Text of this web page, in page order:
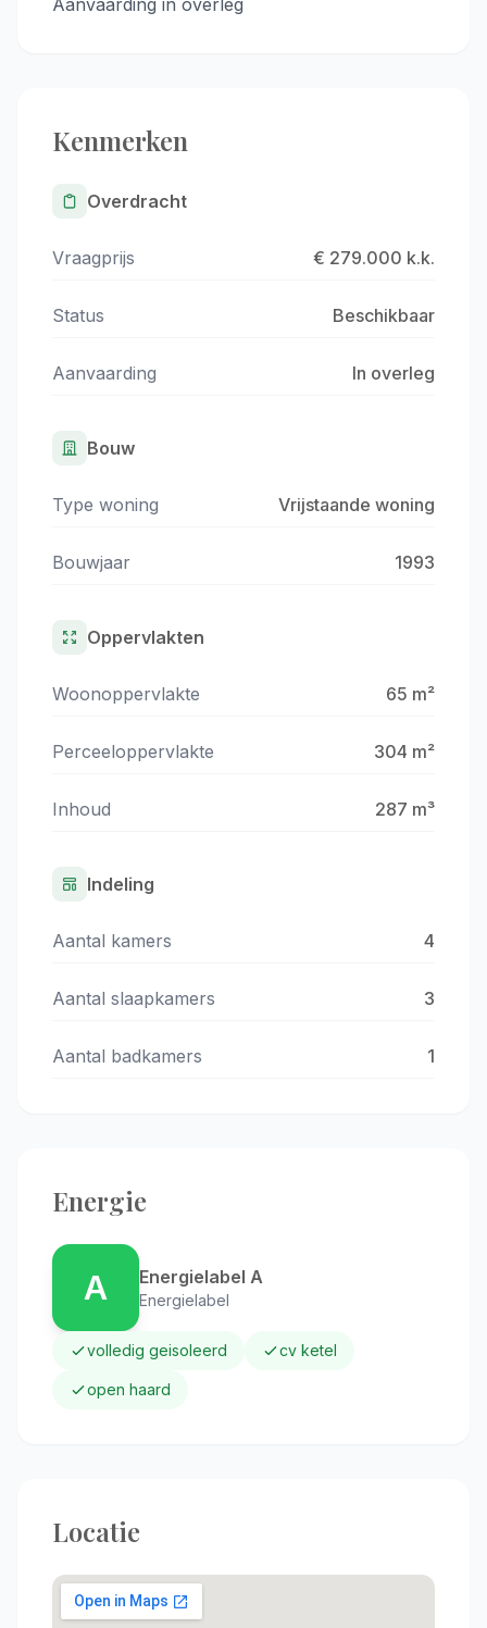
Aanvaarding in overleg
Kenmerken
Overdracht
Vraagprijs € 279.000 k.k.
Status Beschikbaar
Aanvaarding In overleg
Bouw
Type woning Vrijstaande woning
Bouwjaar 1993
Oppervlakten
Woonoppervlakte 65 m²
Perceeloppervlakte 304 m²
Inhoud 287 m³
Indeling
Aantal kamers 4
Aantal slaapkamers 3
Aantal badkamers 1
Energie
A Energielabel A
Energielabel
volledig geisoleerd cv ketel
open haard
Locatie